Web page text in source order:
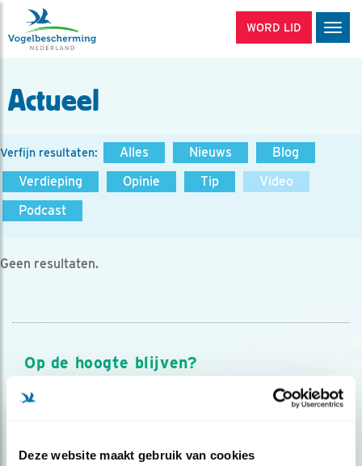
Deze website maakt gebruik van cookies
WORD LID
Actueel
Verfijn resultaten: Alles Nieuws
Blog
Verdieping
Opinie Tip
Video
Podcast
Geen resultaten.
Op de hoogte blijven?
Meld je aan en ontvang nieuws, inspiratie, acties en tips
over vogels en activiteiten van Vogelbescherming.